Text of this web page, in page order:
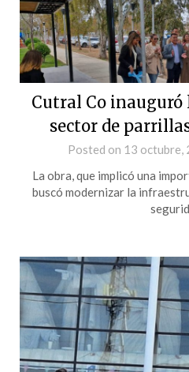
Cutral Co inauguró
sector de
Posted on 13 octubre,
La obra, que implicó una
buscó modernizar la